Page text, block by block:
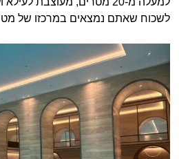
לשכוח שאתם נמצאים במרכזו של